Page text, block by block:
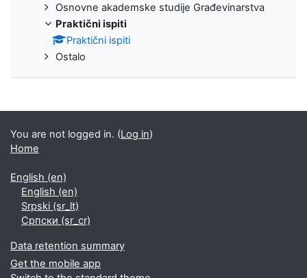
Osnovne akademske studije Građevinarstva
Praktični ispiti
Praktični ispiti
Ostalo
You are not logged in. (Log in)
Home
English ‎(en)‎
English ‎(en)‎
Srpski ‎(sr_lt)‎
Српски ‎(sr_cr)‎
Data retention summary
Get the mobile app